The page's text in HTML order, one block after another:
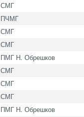
СМГ
ПЧМГ
СМГ
СМГ
ПМГ Н. Обрешков
СМГ
СМГ
СМГ
ПМГ Н. Обрешков